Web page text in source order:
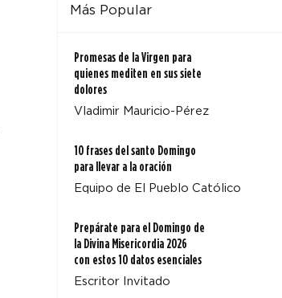
Más Popular
Promesas de la Virgen para
quienes mediten en sus siete
dolores
Vladimir Mauricio-Pérez
10 frases del santo Domingo
para llevar a la oración
Equipo de El Pueblo Católico
Prepárate para el Domingo de
la Divina Misericordia 2026
con estos 10 datos esenciales
Escritor Invitado